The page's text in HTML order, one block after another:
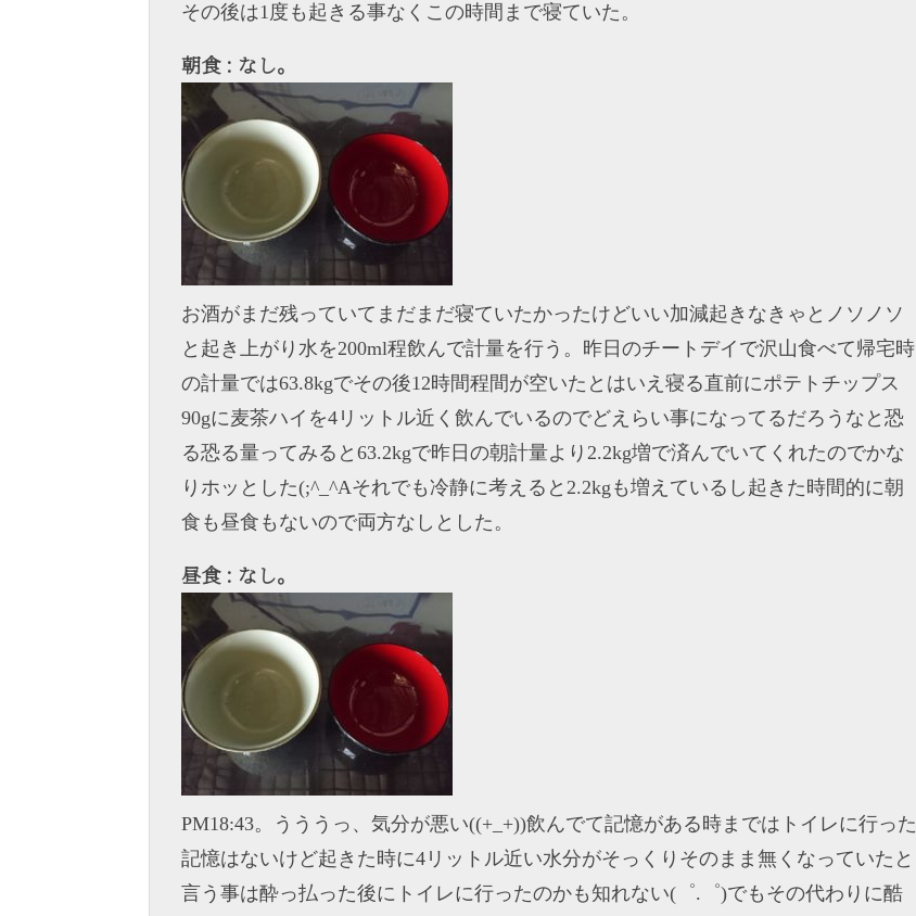
その後は1度も起きる事なくこの時間まで寝ていた。
朝食 : なし。
お酒がまだ残っていてまだまだ寝ていたかったけどいい加減起きなきゃとノソノソ
と起き上がり水を200ml程飲んで計量を行う。昨日のチートデイで沢山食べて帰宅時
の計量では63.8kgでその後12時間程間が空いたとはいえ寝る直前にポテトチップス
90gに麦茶ハイを4リットル近く飲んでいるのでどえらい事になってるだろうなと恐
る恐る量ってみると63.2kgで昨日の朝計量より2.2kg増で済んでいてくれたのでかな
りホッとした(;^_^Aそれでも冷静に考えると2.2kgも増えているし起きた時間的に朝
食も昼食もないので両方なしとした。
昼食 : なし。
PM18:43。うううっ、気分が悪い((+_+))飲んでて記憶がある時まではトイレに行った
記憶はないけど起きた時に4リットル近い水分がそっくりそのまま無くなっていたと
言う事は酔っ払った後にトイレに行ったのかも知れない(゜.゜)でもその代わりに酷